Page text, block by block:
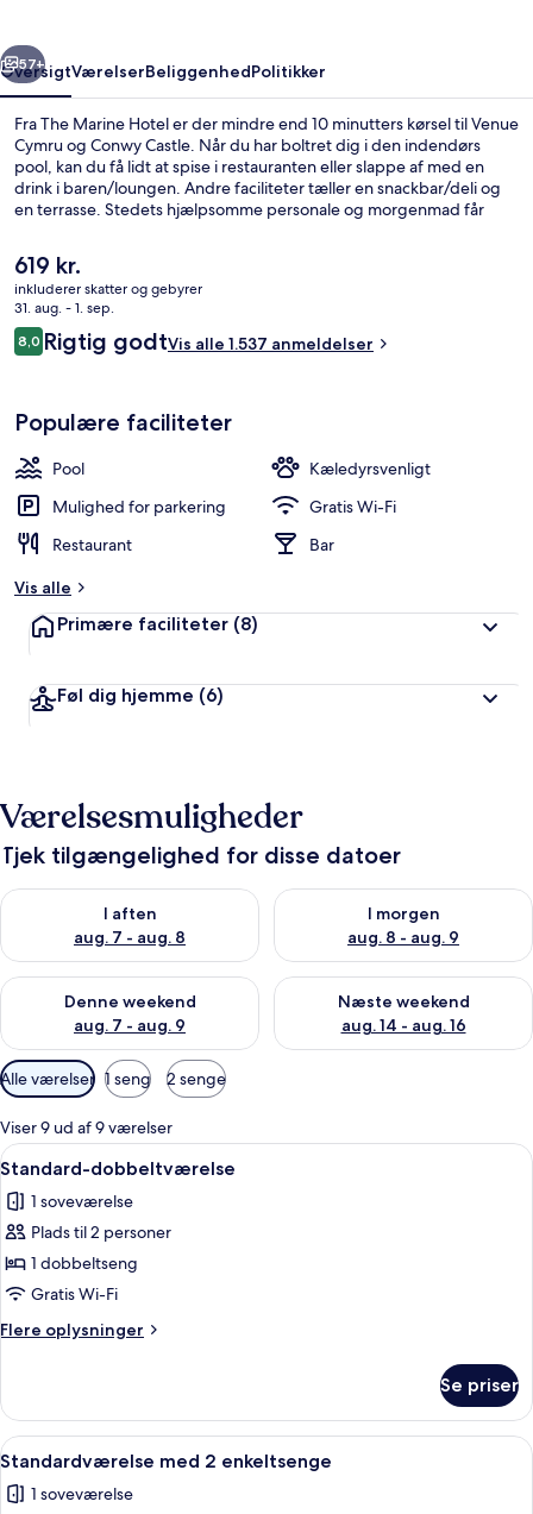
Næste
57+
OversigtVærelserBeliggenhedPolitikker
Fra The Marine Hotel er der mindre end 10 minutters kørsel til Venue
Cymru og Conwy Castle. Når du har boltret dig i den indendørs
pool, kan du få lidt at spise i restauranten eller slappe af med en
drink i baren/loungen. Andre faciliteter tæller en snackbar/deli og
en terrasse. Stedets hjælpsomme personale og morgenmad får
Den
nuværende
pris
er
619 kr.
619 kr.
inkluderer skatter og gebyrer
31. aug. - 1. sep.
Anmeldelser
8,08,0 ud af 10.
Rigtig godtVis alle 1.537 anmeldelser
Populære faciliteter
Pool
Kæledyrsvenligt
Mulighed for parkering
Gratis Wi-Fi
Restaurant
Bar
Vis alle
Primære faciliteter (8)
Føl dig hjemme (6)
Værelsesmuligheder
Tjek tilgængelighed for disse datoer
I aften
aug. 7 - aug. 8
Tjek tilgængelighed for i aften aug. 7 - aug. 8
I morgen
aug. 8 - aug. 9
Tjek tilgængelighed for i
Denne weekend
aug. 7 - aug. 9
Tjek tilgængelighed for denne weekend aug. 7 - aug. 9
Næste weekend
aug. 14 - aug. 16
Tjek tilgængelighed for næste
Tilgængelige
filtre
for
værelser
Alle værelser 1 seng 2 senge
Viser 9 ud af 9 værelser
Indlæs
alle
billeder
af
Standard-
dobbeltværelse
Et hotelværelse med en stor seng,
9
Standard-dobbeltværelse
1 soveværelse
Plads til 2 personer
1 dobbeltseng
Gratis Wi-Fi
Flere oplysninger
Flere
dobbeltværelse
Se priser
Indlæs
alle
billeder
Et hotelværelse med to senge, et
6
Standardværelse med 2 enkeltsenge
1 soveværelse